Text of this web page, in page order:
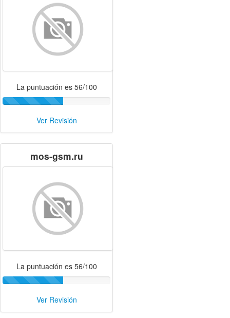
La puntuación es 56/100
Ver Revisión
mos-gsm.ru
La puntuación es 56/100
Ver Revisión